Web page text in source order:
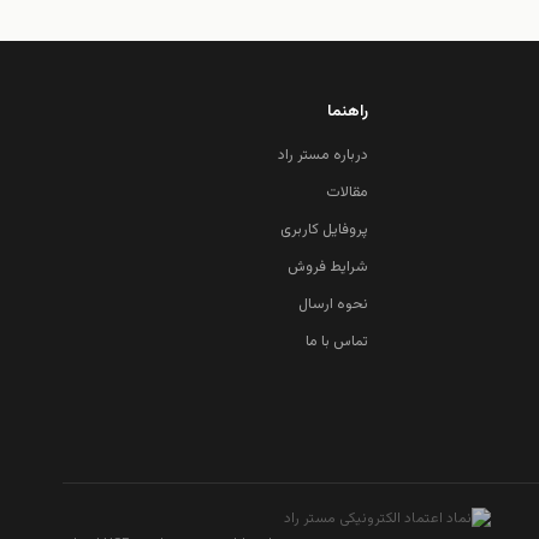
راهنما
درباره مستر راد
مقالات
پروفایل کاربری
شرایط فروش
نحوه ارسال
تماس با ما